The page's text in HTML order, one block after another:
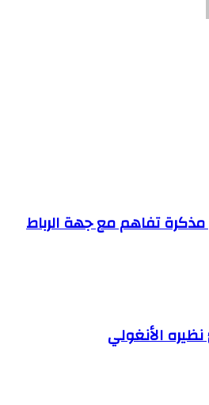
تفاهم مع جهة الرباط
الأنغولي